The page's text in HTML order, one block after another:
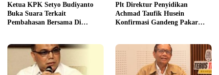
Ketua KPK Setyo Budiyanto
Buka Suara Terkait
Pembahasan Bersama Di
Plt Direktur Penyidikan
Achmad Taufik Husein
Konfirmasi Gandeng Pakar